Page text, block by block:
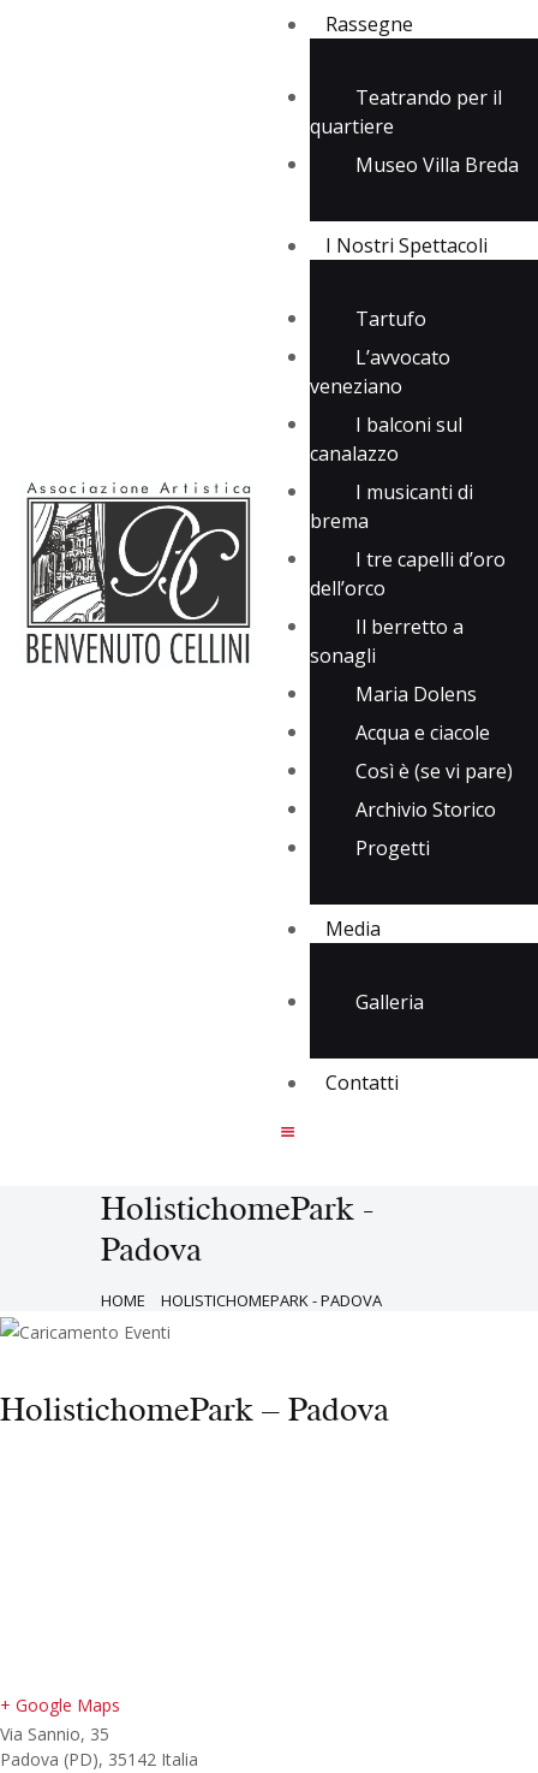
Rassegne
Teatrando per il
quartiere
Museo Villa Breda
I Nostri Spettacoli
Tartufo
L’avvocato
veneziano
I balconi sul
canalazzo
I musicanti di
brema
I tre capelli d’oro
dell’orco
Il berretto a
sonagli
Maria Dolens
Acqua e ciacole
Così è (se vi pare)
Archivio Storico
Progetti
Media
Galleria
Contatti
HolistichomePark -
Padova
HOME HOLISTICHOMEPARK - PADOVA
I Nostri Spettacoli
HolistichomePark – Padova
+ Google Maps
Via Sannio, 35
Padova (PD), 35142 Italia